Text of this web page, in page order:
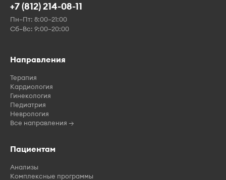
+7 (812) 214-08-11
Пн–Пт: 8:00–21:00
Сб–Вс: 9:00–20:00
Направления
Терапия
Кардиология
Гинекология
Педиатрия
Неврология
Все направления →
Пациентам
Анализы
Комплексные программы